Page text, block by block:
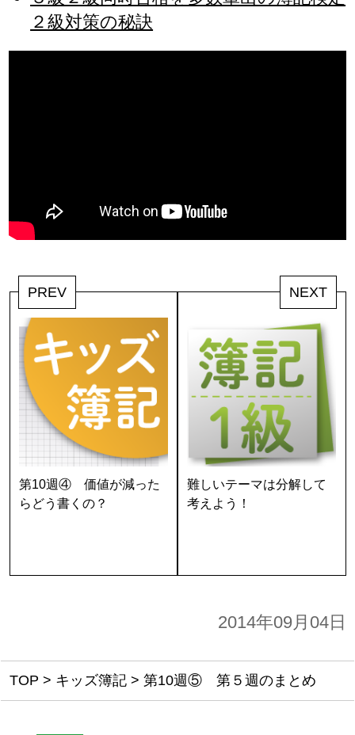
２級対策の秘訣
PREV
第10週④ 価値が減った
らどう書くの？
NEXT
難しいテーマは分解して
考えよう！
2014年09月04日
TOP > キッズ簿記> 第10週⑤ 第５週のまとめ